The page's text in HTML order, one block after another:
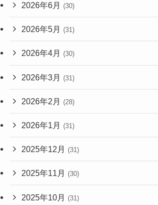
2026年6月 (30)
2026年5月 (31)
2026年4月 (30)
2026年3月 (31)
2026年2月 (28)
2026年1月 (31)
2025年12月 (31)
2025年11月 (30)
2025年10月 (31)